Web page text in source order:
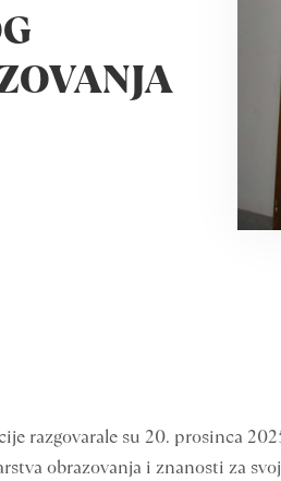
razgovarale su 20. prosinca
obrazovanja i znanosti za